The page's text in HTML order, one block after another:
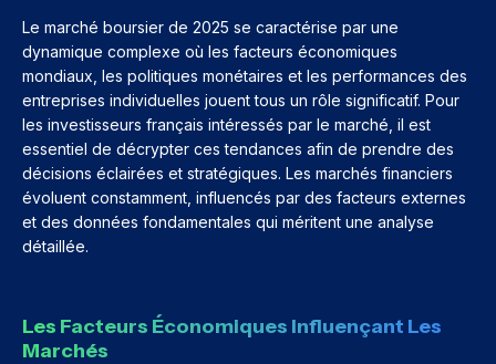
Le marché boursier de 2025 se caractérise par une
dynamique complexe où les facteurs économiques
mondiaux, les politiques monétaires et les performances des
entreprises individuelles jouent tous un rôle significatif. Pour
les investisseurs français intéressés par le marché, il est
essentiel de décrypter ces tendances afin de prendre des
décisions éclairées et stratégiques. Les marchés financiers
évoluent constamment, influencés par des facteurs externes
et des données fondamentales qui méritent une analyse
détaillée.
Les Facteurs Économiques Influençant Les
Marchés